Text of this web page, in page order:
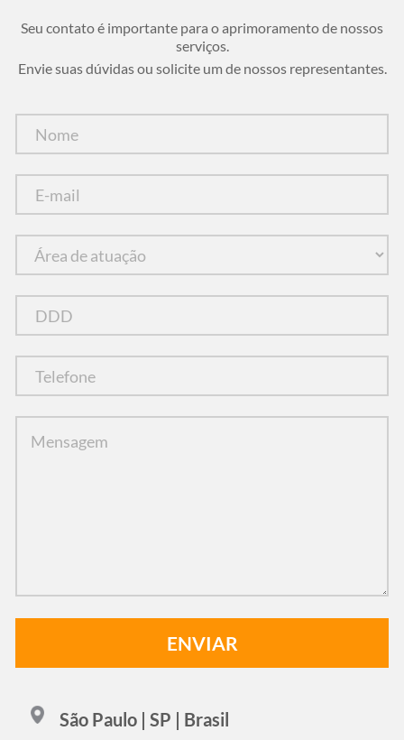
Seu contato é importante para o aprimoramento de nossos
serviços.
Envie suas dúvidas ou solicite um de nossos representantes.
São Paulo | SP | Brasil